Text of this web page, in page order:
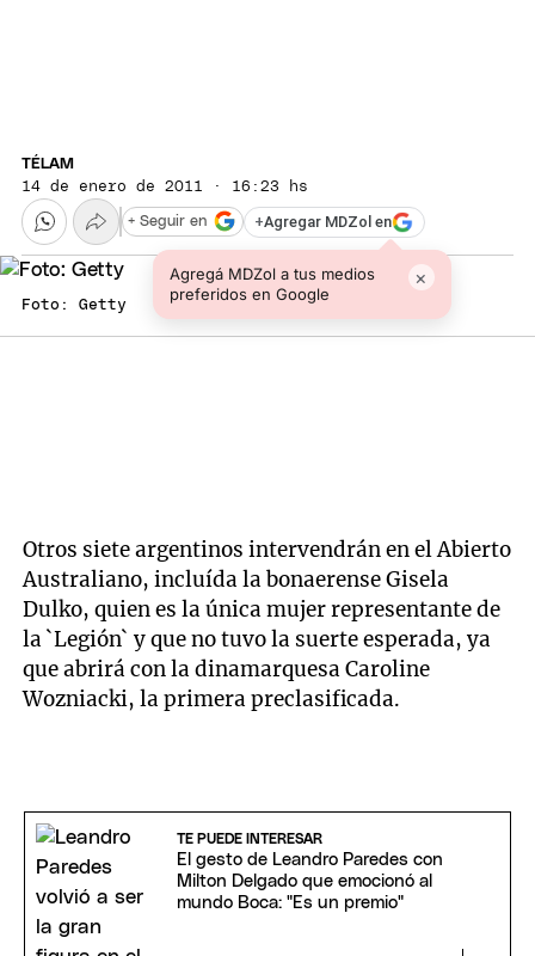
TÉLAM
14 de enero de 2011 · 16:23 hs
+Agregar MDZol en
Agregá MDZol a tus medios
preferidos en Google
×
+ Seguir en
Foto: Getty
Otros siete argentinos intervendrán en el Abierto
Australiano, incluída la bonaerense Gisela
Dulko, quien es la única mujer representante de
la `Legión` y que no tuvo la suerte esperada, ya
que abrirá con la dinamarquesa Caroline
Wozniacki, la primera preclasificada.
TE PUEDE INTERESAR
El gesto de Leandro Paredes con
Milton Delgado que emocionó al
mundo Boca: "Es un premio"